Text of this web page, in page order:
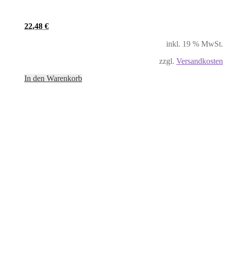
22,48 €
inkl. 19 % MwSt.
zzgl. Versandkosten
In den Warenkorb